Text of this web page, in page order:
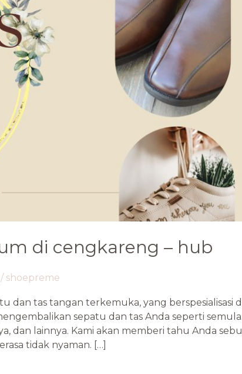
di cengkareng – hub
/ shoepreme
dan tas tangan terkemuka, yang berspesialisasi
sepatu dan tas Anda seperti
dan lainnya. Kami akan memberi tahu Anda
tidak nyaman. […]